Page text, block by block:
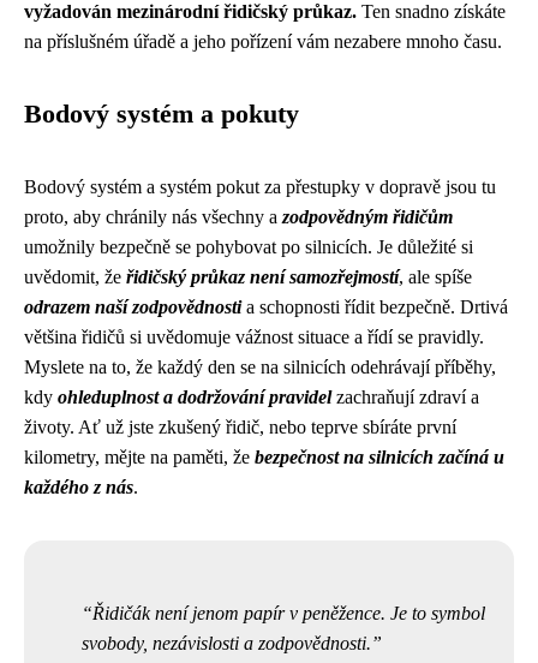
vyžadován mezinárodní řidičský průkaz. Ten snadno získáte
na příslušném úřadě a jeho pořízení vám nezabere mnoho času.
Bodový systém a pokuty
Bodový systém a systém pokut za přestupky v dopravě jsou tu
proto, aby chránily nás všechny a zodpovědným řidičům
umožnily bezpečně se pohybovat po silnicích. Je důležité si
uvědomit, že řidičský průkaz není samozřejmostí, ale spíše
odrazem naší zodpovědnostia schopnosti řídit bezpečně. Drtivá
většina řidičů si uvědomuje vážnost situace a řídí se pravidly.
Myslete na to, že každý den se na silnicích odehrávají příběhy,
kdy ohleduplnost a dodržování pravidelzachraňují zdraví a
životy. Ať už jste zkušený řidič, nebo teprve sbíráte první
kilometry, mějte na paměti, že bezpečnost na silnicích začíná u
každého z nás.
Řidičák není jenom papír v peněžence. Je to symbol
svobody, nezávislosti a zodpovědnosti.